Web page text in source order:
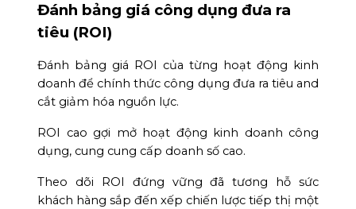
Đánh bảng giá công dụng đưa ra
tiêu (ROI)
Đánh bảng giá ROI của từng hoạt động kinh
doanh để chính thức công dụng đưa ra tiêu and
cắt giảm hóa nguồn lực.
ROI cao gợi mở hoạt động kinh doanh công
dụng, cung cung cấp doanh số cao.
Theo dõi ROI đứng vững đã tương hỗ sức
khách hàng sắp đến xếp chiến lược tiếp thị một